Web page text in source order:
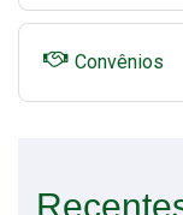
Convênios